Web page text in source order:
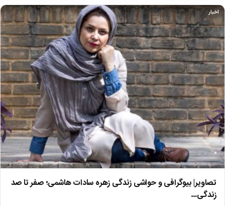
اخبار
تصاویر| بیوگرافی و حواشی زندگی زهره سادات هاشمی؛ صفر تا صد
زندگی…